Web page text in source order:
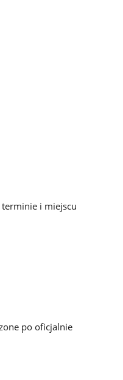
terminie i miejscu
po oficjalnie